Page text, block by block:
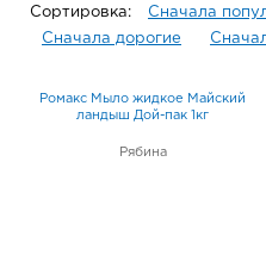
Сортировка: Сначала
Сначала дорогие
Ромакс Мыло жидкое Майский
ландыш Дой-пак 1кг
Рябина